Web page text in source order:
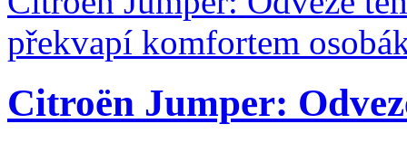
Citroën Jumper: